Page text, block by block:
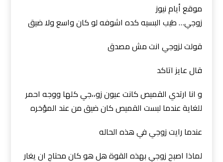
موقع أيام نيوز
زوجي… طيب البسيه كده اشوفه لو كان واسع ولا ضيق
قولت لزوجي انت مش مصدق
قال عايز اتاكد
و انا ارتدي القميص كانت عيون زو،،جي كلها ووجه احمر
للغاية عندما لبست القميص كان ضيق من عند المؤخره
عندما رايت زوجي في هذه الحاله
لماذا اصبح زوجي بهذه القوة هل هو كان محتاج ان يغار